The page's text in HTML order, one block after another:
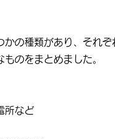
かの種類があり、それ
のをまとめました。
など